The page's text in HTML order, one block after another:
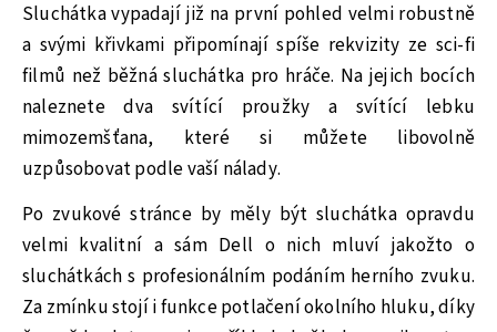
Sluchátka vypadají již na první pohled velmi robustně
a svými křivkami připomínají spíše rekvizity ze sci-fi
filmů než běžná sluchátka pro hráče. Na jejich bocích
naleznete dva svítící proužky a svítící lebku
mimozemšťana, které si můžete libovolně
uzpůsobovat podle vaší nálady.
Po zvukové stránce by měly být sluchátka opravdu
velmi kvalitní a sám Dell o nich mluví jakožto o
sluchátkách s profesionálním podáním herního zvuku.
Za zmínku stojí i funkce potlačení okolního hluku, díky